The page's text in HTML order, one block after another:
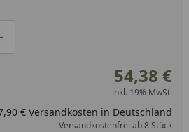
eins verringern
manuell eingeben
um eins erhöhen
54,38 €
inkl. 19% MwSt.
€ Versandkosten in Deutschland
Versandkostenfrei ab 8 Stück